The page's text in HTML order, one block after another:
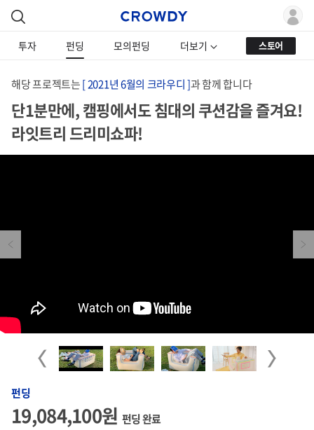
투자 펀딩 모의펀딩 더보기 스토어
해당 프로젝트는[ 2021년 6월의 크라우디 ]과 함께 합니다
단1분만에, 캠핑에서도 침대의 쿠션감을 즐겨요!
라잇트리 드리미쇼파!
Previous Next
Previous Next
펀딩
19,084,100원 펀딩 완료